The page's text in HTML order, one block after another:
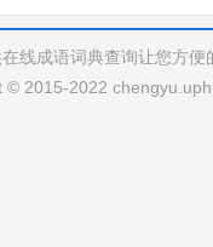
线成语词典查询让您方
© 2015-2022